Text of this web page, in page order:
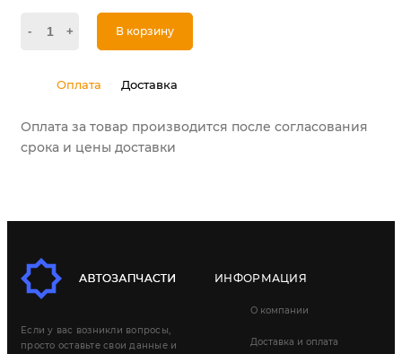
- + В корзину
Оплата Доставка
Оплата за товар производится после согласования
срока и цены доставки
Если у вас возникли вопросы,
просто оставьте свои данные и
ИНФОРМАЦИЯ
О компании
Доставка и оплата